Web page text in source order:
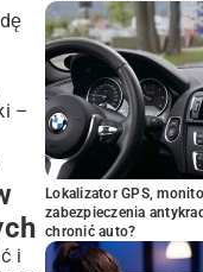
–
i
Lokalizator GPS,
zabezpieczenia
chronić auto?